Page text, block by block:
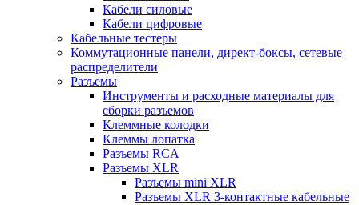
Кабели силовые
Кабели цифровые
Кабельные тестеры
Коммутационные панели, директ-боксы, сетевые
распределители
Разъемы
Инструменты и расходные материалы для
сборки разъемов
Клеммные колодки
Клеммы лопатка
Разъемы RCA
Разъемы XLR
Разъемы mini XLR
Разъемы XLR 3-контактные кабельные